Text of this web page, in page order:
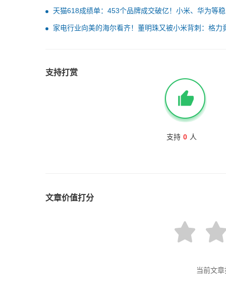
天猫618成绩单：453个品牌成交破亿！小米、华为等
十亿俱乐部
家电行业向美的海尔看齐！董明珠又被小米背刺：格力
支持打赏
支持 0 人
文章价值打分
当前文